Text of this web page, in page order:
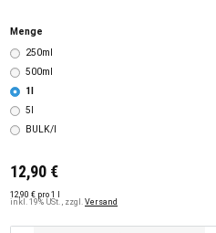
Menge
250ml
500ml
1l
5l
BULK/l
12,90 €
12,90 € pro 1 l
inkl. 19% USt. , zzgl. Versand